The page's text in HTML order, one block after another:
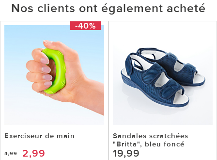
Nos clients ont également acheté
-40%
Exerciseur de main
4,99 2,99
Sandales scratchées
"Britta", bleu foncé
19,99